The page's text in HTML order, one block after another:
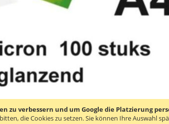
zu verbessern und um Google die Platzierung
die Cookies zu setzen.Sie können Ihre Auswahl